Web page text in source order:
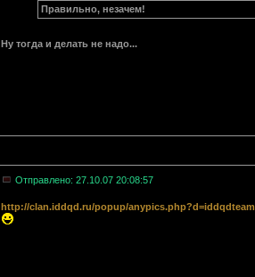
Правильно, незачем!
Ну тогда и делать не надо...
Отправлено: 27.10.07 20:08:57
http://clan.iddqd.ru/popup/